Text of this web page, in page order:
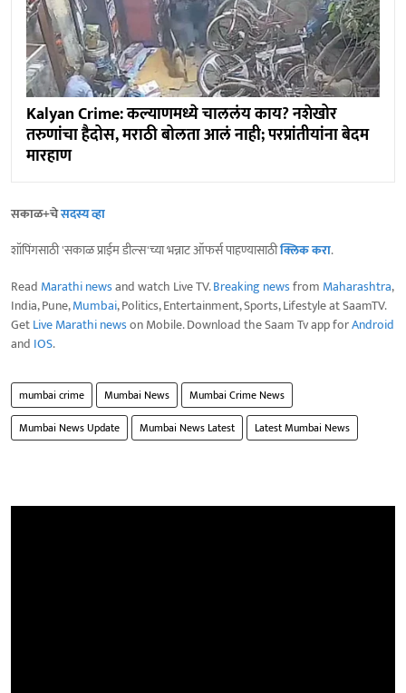
Kalyan Crime: कल्याणमध्ये चाललंय काय? नशेखोर
तरुणांचा हैदोस, मराठी बोलता आलं नाही; परप्रांतीयांना बेदम
मारहाण
सकाळ+चेसदस्य व्हा
शॉपिंगसाठी 'सकाळ प्राईम डील्स'च्या भन्नाट ऑफर्स पाहण्यासाठीक्लिक करा.
Read Marathi newsand watch Live TV.Breaking newsfrom Maharashtra,
India, Pune,Mumbai, Politics, Entertainment, Sports, Lifestyle at SaamTV.
GetLive Marathi newson Mobile. Download the Saam Tv app forAndroid
and IOS.
mumbai crime Mumbai News
Mumbai Crime News
Mumbai News Update
Mumbai News Latest Latest Mumbai News